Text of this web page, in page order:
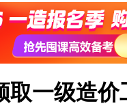
取一级造